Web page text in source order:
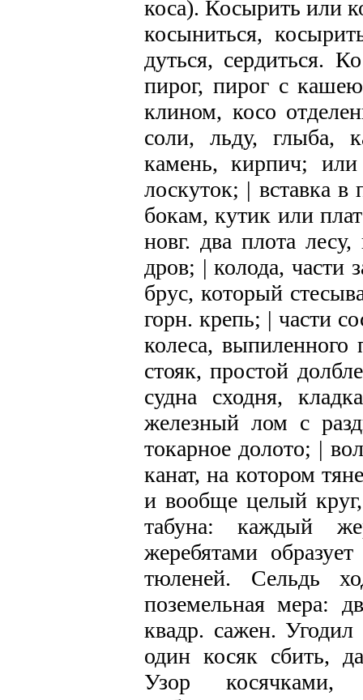
коса). Косырить или
косыниться,
дуться, сердиться.
пирог, пирог с
клином, косо
соли, льду, глыба,
камень, кирпич;
лоскуток; | вставка
бокам, кутик или
новг. два плота
дров; | колода, части
брус, который
горн. крепь; | части
колеса, выпиленного
стояк, простой
судна сходня,
железный лом с
токарное долото; |
канат, на котором
и вообще целый
табуна: каждый
жеребятами
тюленей. Сельдь
поземельная мера:
квадр. сажен.
один косяк сбить,
Узор косячками,